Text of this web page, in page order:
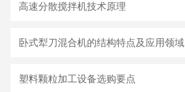
高速分散搅拌机技术原理
卧式犁刀混合机的结构特点及应用领域
塑料颗粒加工设备选购要点